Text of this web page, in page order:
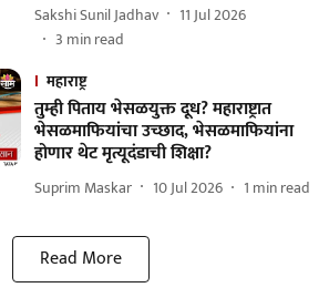
Sakshi Sunil Jadhav
11 Jul 2026
3 min read
महाराष्ट्र
तुम्ही पिताय भेसळयुक्त दूध? महाराष्ट्रात
भेसळमाफियांचा उच्छाद, भेसळमाफियांना
होणार थेट मृत्यूदंडाची शिक्षा?
Suprim Maskar 10 Jul 2026 1 min read
Read More